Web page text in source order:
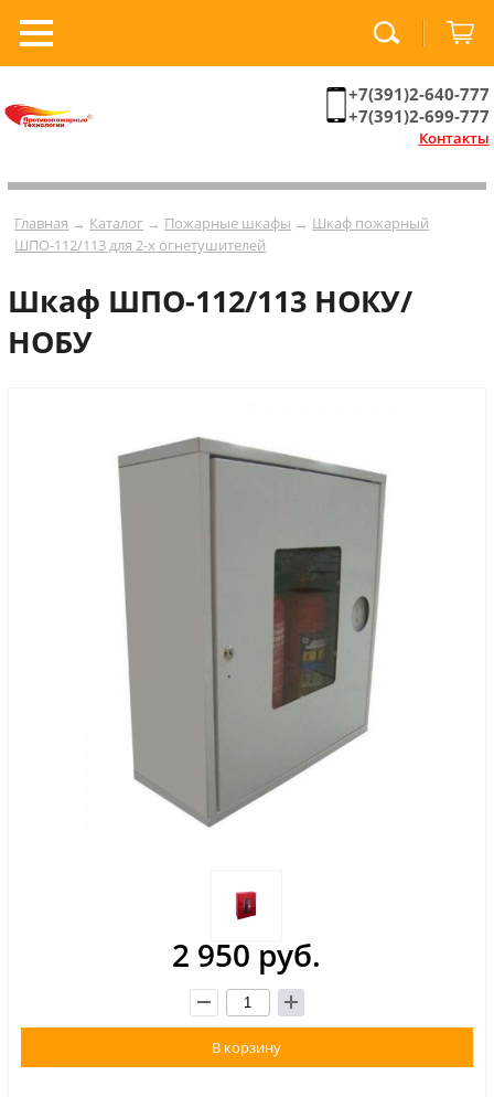
+7(391)2-640-777
+7(391)2-699-777
Контакты
Главная → Каталог → Пожарные шкафы → Шкаф пожарный
ШПО-112/113 для 2-х огнетушителей
Шкаф ШПО-112/113 НОКУ/
НОБУ
2 950 руб.
В корзину